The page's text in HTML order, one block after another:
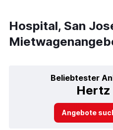
Hospital, San
Beliebtester
Hertz
Angebote